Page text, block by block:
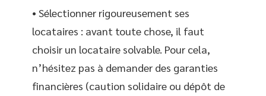
• Sélectionner rigoureusement ses
locataires : avant toute chose, il faut
choisir un locataire solvable. Pour cela,
n’hésitez pas à demander des garanties
financières (caution solidaire ou dépôt de